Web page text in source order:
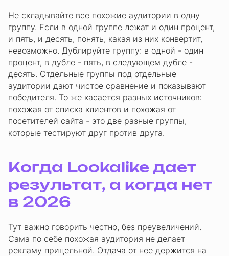
Не складывайте все похожие аудитории в одну
группу. Если в одной группе лежат и один процент,
и пять, и десять, понять, какая из них конвертит,
невозможно. Дублируйте группу: в одной - один
процент, в дубле - пять, в следующем дубле -
десять. Отдельные группы под отдельные
аудитории дают чистое сравнение и показывают
победителя. То же касается разных источников:
похожая от списка клиентов и похожая от
посетителей сайта - это две разные группы,
которые тестируют друг против друга.
Когда Lookalike дает
результат, а когда нет
в 2026
Тут важно говорить честно, без преувеличений.
Сама по себе похожая аудитория не делает
рекламу прицельной. Отдача от нее держится на